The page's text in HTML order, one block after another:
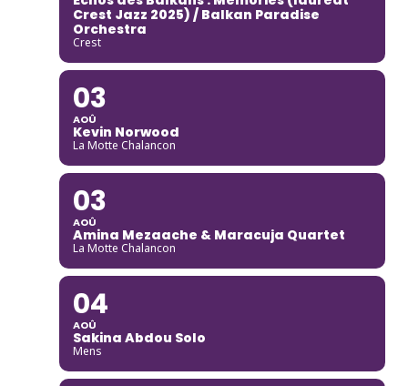
Crest Jazz 2025) / Balkan Paradise
Orchestra
Crest
03
AOÛ
Kevin Norwood
La Motte Chalancon
03
AOÛ
Amina Mezaache & Maracuja Quartet
La Motte Chalancon
04
AOÛ
Sakina Abdou Solo
Mens